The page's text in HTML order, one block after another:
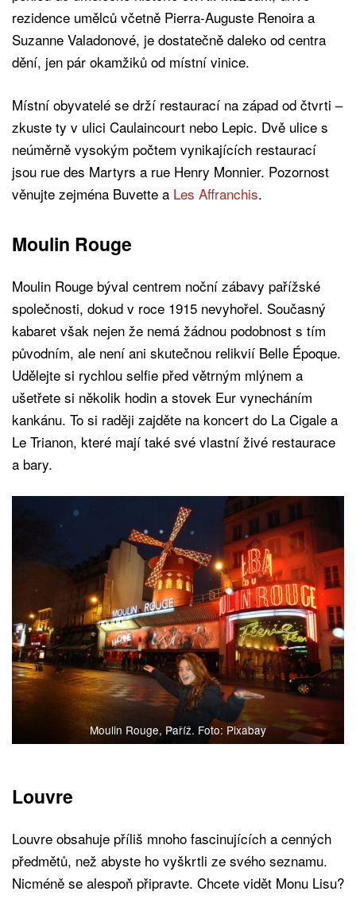
rezidence umělců včetně Pierra-Auguste Renoira a
Suzanne Valadonové, je dostatečně daleko od centra
dění, jen pár okamžiků od místní vinice.
Místní obyvatelé se drží restaurací na západ od čtvrti –
zkuste ty v ulici Caulaincourt nebo Lepic. Dvě ulice s
neúměrně vysokým počtem vynikajících restaurací
jsou rue des Martyrs a rue Henry Monnier. Pozornost
věnujte zejména Buvette a Les Affranchis.
Moulin Rouge
Moulin Rouge býval centrem noční zábavy pařížské
společnosti, dokud v roce 1915 nevyhořel. Současný
kabaret však nejen že nemá žádnou podobnost s tím
původním, ale není ani skutečnou relikvií Belle Époque.
Udělejte si rychlou selfie před větrným mlýnem a
ušetřete si několik hodin a stovek Eur vynecháním
kankánu. To si raději zajděte na koncert do La Cigale a
Le Trianon, které mají také své vlastní živé restaurace
a bary.
Moulin Rouge, Paříž. Foto: Pixabay
Louvre
Louvre obsahuje příliš mnoho fascinujících a cenných
předmětů, než abyste ho vyškrtli ze svého seznamu.
Nicméně se alespoň připravte. Chcete vidět Monu Lisu?